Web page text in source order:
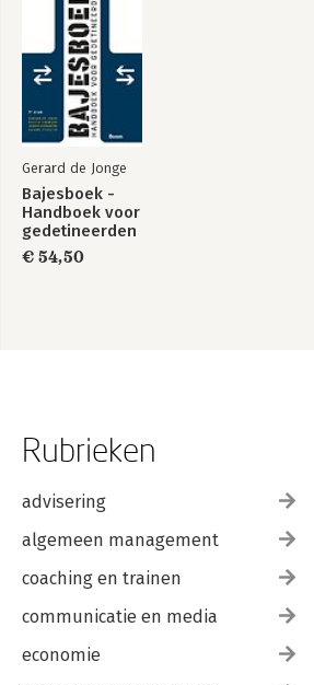
Gerard de Jonge
Bajesboek -
Handboek voor
gedetineerden
€ 54,50
Rubrieken
advisering
algemeen management
coaching en trainen
communicatie en media
economie